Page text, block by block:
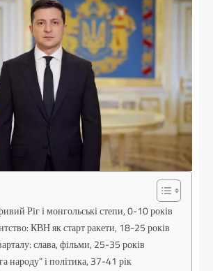
Ріг і монгольські степи, 0-10 років
КВН як старт ракети, 18-25 років
слава, фільми, 25-35 років
народу” і політика, 37-41 рік